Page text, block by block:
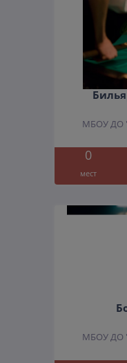
МБОУ ДО
0
мест
МБОУ ДО